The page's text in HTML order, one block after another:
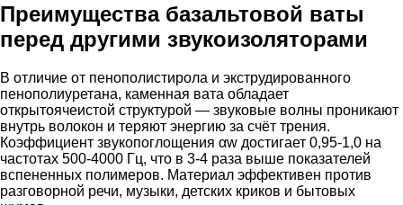
Преимущества базальтовой ваты
перед другими звукоизоляторами
В отличие от пенополистирола и экструдированного
пенополиуретана, каменная вата обладает
открытоячеистой структурой — звуковые волны проникают
внутрь волокон и теряют энергию за счёт трения.
Коэффициент звукопоглощения αw достигает 0,95-1,0 на
частотах 500-4000 Гц, что в 3-4 раза выше показателей
вспененных полимеров. Материал эффективен против
разговорной речи, музыки, детских криков и бытовых